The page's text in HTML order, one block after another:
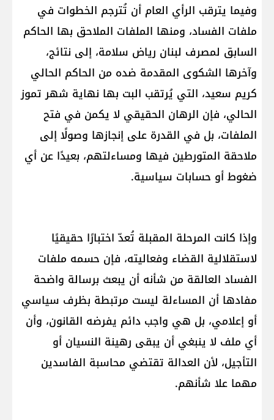
وفيما يترقب الرأي العام أن تُترجم الخطوات في
ملفات الفساد، ومنها الملفات الملاحق بها الحاكم
السابق لمصرف لبنان رياض سلامة، إلى نتائج،
وآخرها الشكوى المقدمة ضده من الحاكم الحالي
كريم سعيد، التي يُرتقب البت بها نهاية شهر تموز
الحالي، فإن الرهان الحقيقي لا يكمن في فتح
الملفات، بل في القدرة على إنجازها وصولًا إلى
ملاحقة المتورطين فيها ومساءلتهم، بعيدًا عن أي
ضغوط أو حسابات سياسية.
وإذا كانت المرحلة المقبلة تُعدّ اختبارًا حقيقيًا
لاستقلالية القضاء وفعاليته، فإن حسمه ملفات
الفساد العالقة من شأنه أن يبعث برسالة واضحة
مفادها أن المساءلة ليست مرتبطة بظرف سياسي
أو إعلامي، بل هي واجب دائم يفرضه القانون، وأن
أي ملف لا ينبغي أن يبقى رهينة النسيان أو
التأجيل، لأن العدالة تقتضي محاسبة الفاسدين
مهما علا شأنهم.